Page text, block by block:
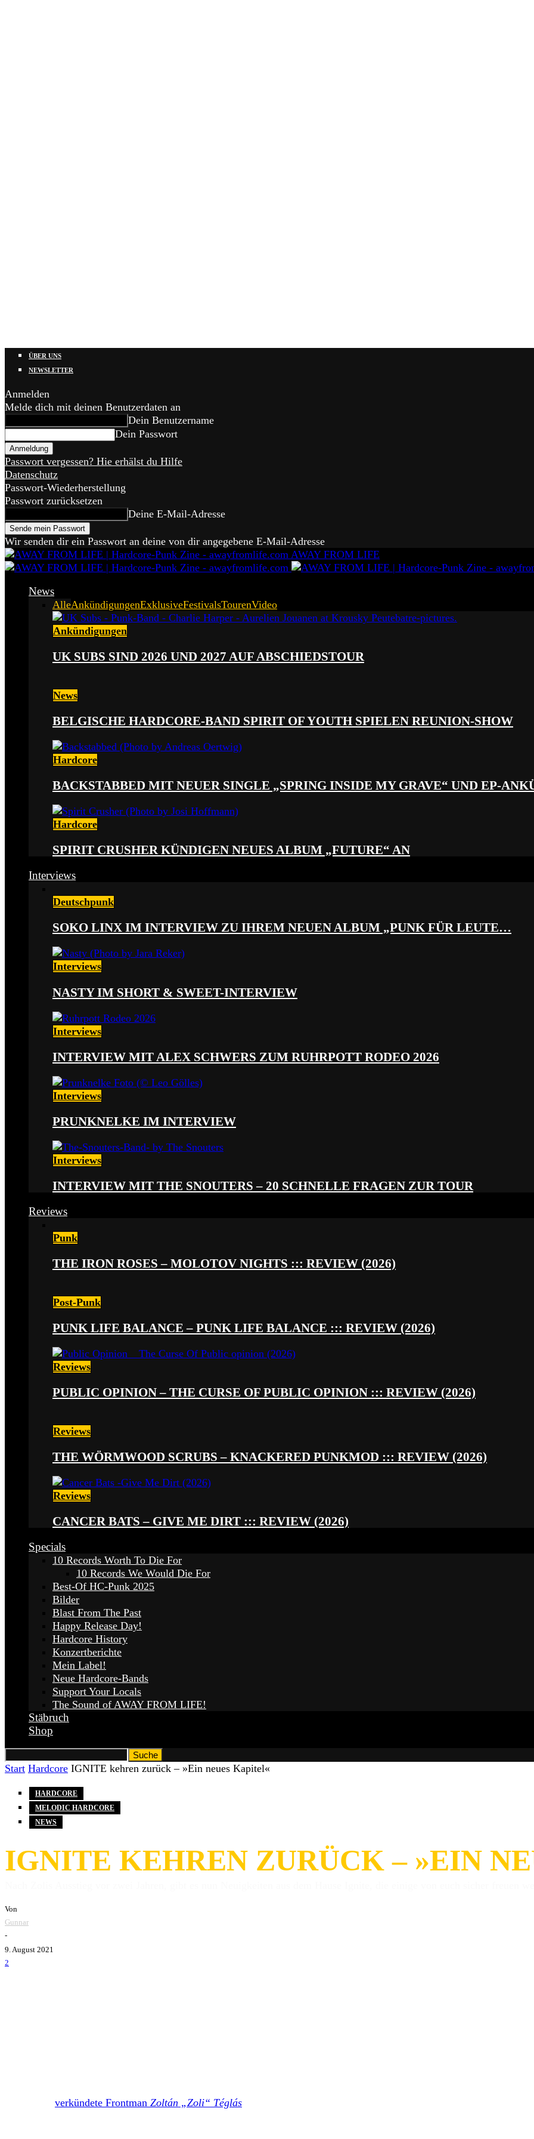
ÜBER UNS
NEWSLETTER
Anmelden
Melde dich mit deinen Benutzerdaten an
Dein Benutzername
Dein Passwort
Passwort vergessen? Hie erhälst du Hilfe
Datenschutz
Passwort-Wiederherstellung
Passwort zurücksetzen
Deine E-Mail-Adresse
Wir senden dir ein Passwort an deine von dir angegebene E-Mail-Adresse
AWAY FROM LIFE
News
AlleAnkündigungenExklusiveFestivalsTourenVideo
Ankündigungen
UK SUBS SIND 2026 UND 2027 AUF ABSCHIEDSTOUR
News
BELGISCHE HARDCORE-BAND SPIRIT OF YOUTH SPIELEN REUNION-SHOW
Hardcore
BACKSTABBED MIT NEUER SINGLE „SPRING INSIDE MY GRAVE“ UND EP-
Hardcore
SPIRIT CRUSHER KÜNDIGEN NEUES ALBUM „FUTURE“ AN
Interviews
Deutschpunk
SOKO LINX IM INTERVIEW ZU IHREM NEUEN ALBUM „PUNK FÜR LEUTE…
Interviews
NASTY IM SHORT & SWEET-INTERVIEW
Interviews
INTERVIEW MIT ALEX SCHWERS ZUM RUHRPOTT RODEO 2026
Interviews
PRUNKNELKE IM INTERVIEW
Interviews
INTERVIEW MIT THE SNOUTERS – 20 SCHNELLE FRAGEN ZUR TOUR
Reviews
Punk
THE IRON ROSES – MOLOTOV NIGHTS ::: REVIEW (2026)
Post-Punk
PUNK LIFE BALANCE – PUNK LIFE BALANCE ::: REVIEW (2026)
Reviews
PUBLIC OPINION – THE CURSE OF PUBLIC OPINION ::: REVIEW (2026)
Reviews
THE WÖRMWOOD SCRUBS – KNACKERED PUNKMOD ::: REVIEW (2026)
Reviews
CANCER BATS – GIVE ME DIRT ::: REVIEW (2026)
Specials
10 Records Worth To Die For
10 Records We Would Die For
Best-Of HC-Punk 2025
Bilder
Blast From The Past
Happy Release Day!
Hardcore History
Konzertberichte
Mein Label!
Neue Hardcore-Bands
Support Your Locals
The Sound of AWAY FROM LIFE!
Stäbruch
Shop
Start Hardcore IGNITE kehren zurück – »Ein neues Kapitel«
HARDCORE
MELODIC HARDCORE
NEWS
IGNITE KEHREN ZURÜCK – »EIN
Von
Gunnar
-
9. August 2021
2
verkündete Frontman Zoltán „Zoli“ Téglás